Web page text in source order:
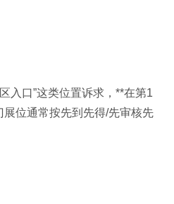
入口”这类位置诉求，**在第1
位通常按先到先得/先审核先